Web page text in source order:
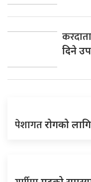
दिने
पेशागतरोगको